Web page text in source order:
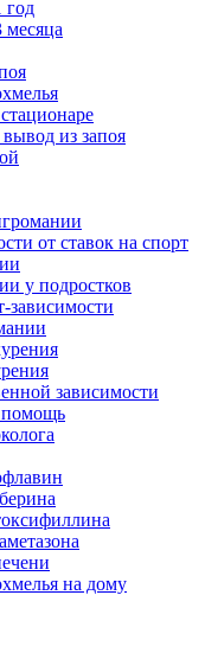
год
месяца
из запоя
от ставок на спорт
у подростков
зависимости
зависимости
помощь
на дому